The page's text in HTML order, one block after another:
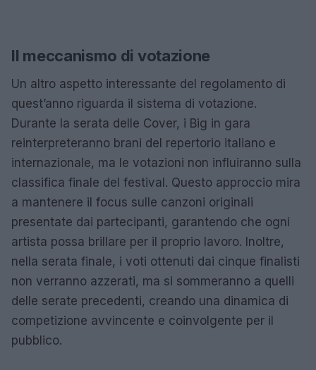
Il meccanismo di votazione
Un altro aspetto interessante del regolamento di
quest’anno riguarda il sistema di votazione.
Durante la serata delle Cover, i Big in gara
reinterpreteranno brani del repertorio italiano e
internazionale, ma le votazioni non influiranno sulla
classifica finale del festival. Questo approccio mira
a mantenere il focus sulle canzoni originali
presentate dai partecipanti, garantendo che ogni
artista possa brillare per il proprio lavoro. Inoltre,
nella serata finale, i voti ottenuti dai cinque finalisti
non verranno azzerati, ma si sommeranno a quelli
delle serate precedenti, creando una dinamica di
competizione avvincente e coinvolgente per il
pubblico.